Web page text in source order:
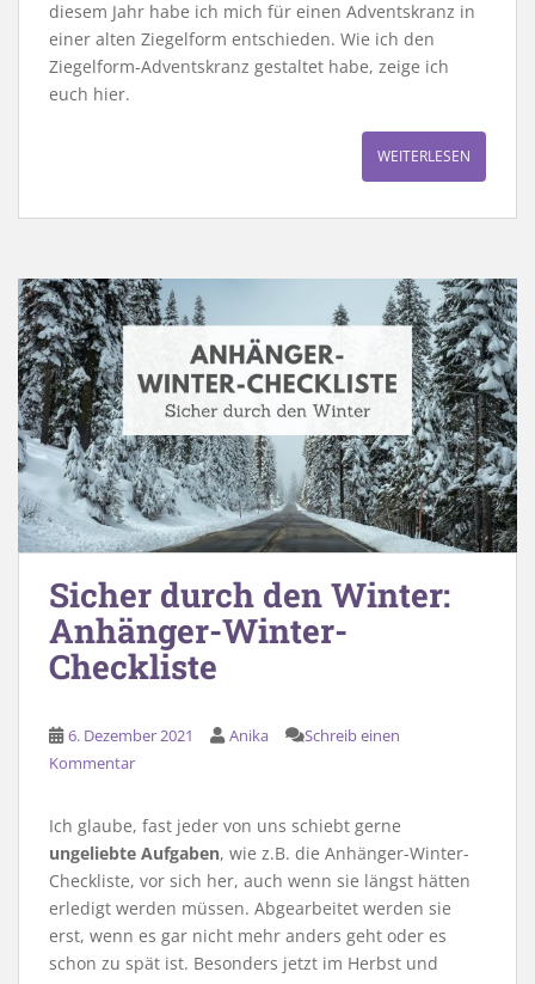
diesem Jahr habe ich mich für einen Adventskranz in
einer alten Ziegelform entschieden. Wie ich den
Ziegelform-Adventskranz gestaltet habe, zeige ich
euch hier.
WEITERLESEN
Sicher durch den Winter:
Anhänger-Winter-
Checkliste
6. Dezember 2021 Anika
Schreib einen
Kommentar
Ich glaube, fast jeder von uns schiebt gerne
ungeliebte Aufgaben, wie z.B. die Anhänger-Winter-
Checkliste, vor sich her, auch wenn sie längst hätten
erledigt werden müssen. Abgearbeitet werden sie
erst, wenn es gar nicht mehr anders geht oder es
schon zu spät ist. Besonders jetzt im Herbst und